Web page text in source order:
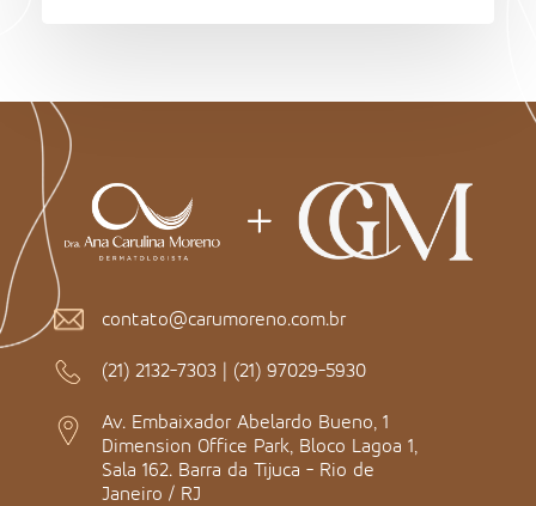
contato@carumoreno.com.br
(21) 2132-7303 | (21) 97029-5930
Av. Embaixador Abelardo Bueno, 1
Dimension Office Park, Bloco Lagoa 1,
Sala 162. Barra da Tijuca - Rio de
Janeiro / RJ